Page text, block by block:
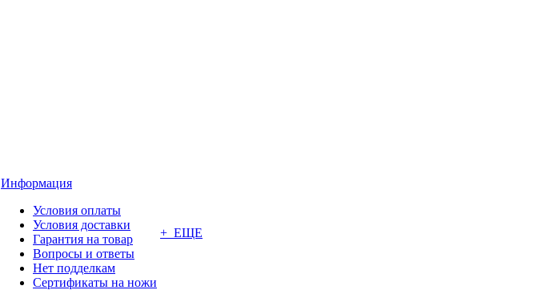
Информация
Условия оплаты
Условия доставки
Гарантия на товар
Вопросы и ответы
Нет подделкам
Сертификаты на ножи
+ ЕЩЕ